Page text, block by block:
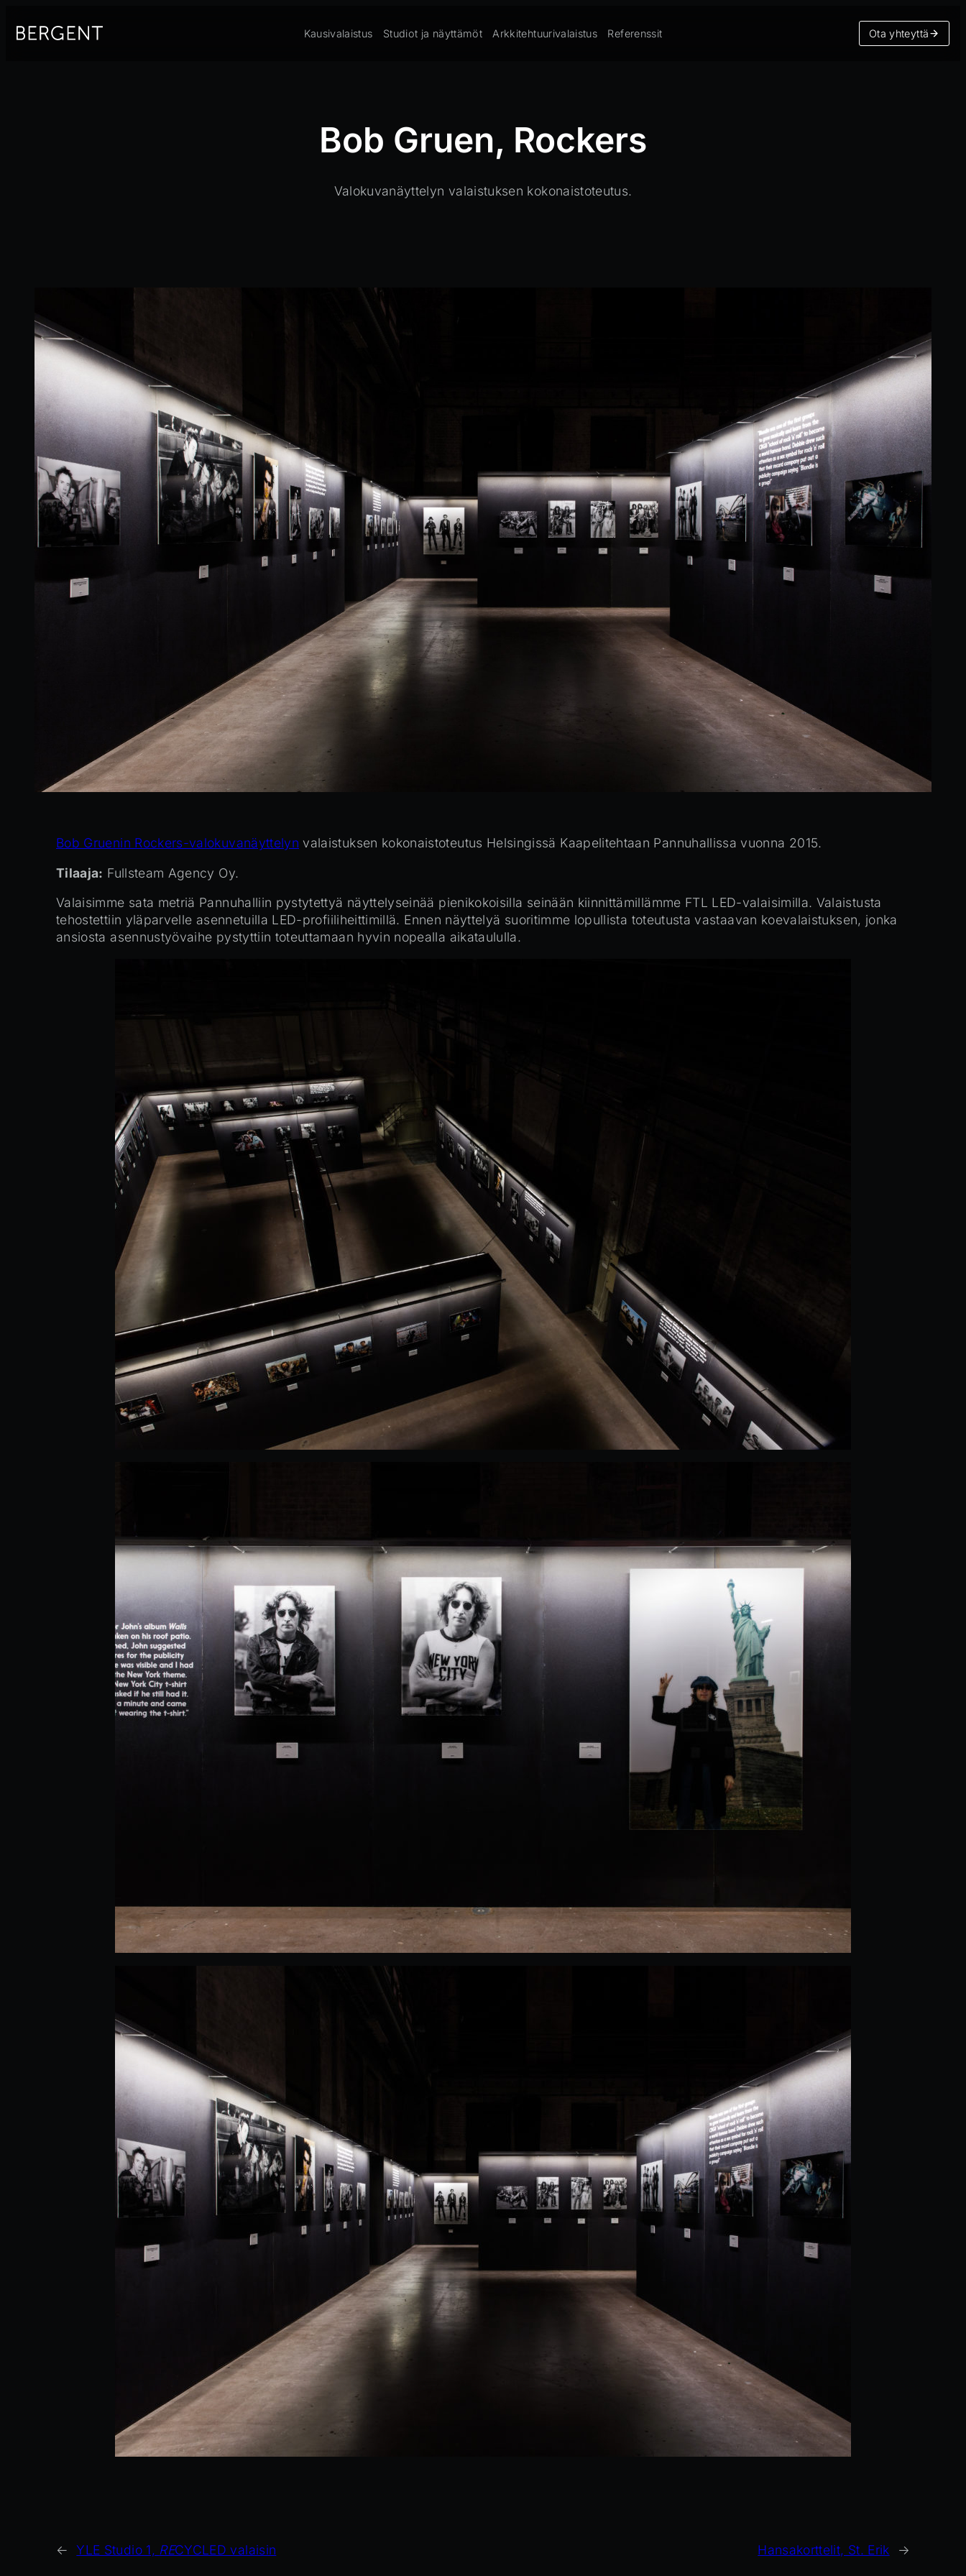
sisältöön
Kausivalaistus Studiot ja näyttämöt Arkkitehtuurivalaistus Referenssit Ota yhteyttä
Bob Gruen, Rockers
Valokuvanäyttelyn valaistuksen kokonaistoteutus.
Bob Gruenin Rockers-valokuvanäyttelyn valaistuksen kokonaistoteutus Helsingissä Kaapelitehtaan Pannuhallissa vuonna 2015.
Tilaaja: Fullsteam Agency Oy.
Valaisimme sata metriä Pannuhalliin pystytettyä näyttelyseinää pienikokoisilla seinään kiinnittämillämme FTL LED-valaisimilla. Valaistusta
tehostettiin yläparvelle asennetuilla LED-profiiliheittimillä. Ennen näyttelyä suoritimme lopullista toteutusta vastaavan koevalaistuksen, jonka
ansiosta asennustyövaihe pystyttiin toteuttamaan hyvin nopealla aikataululla.
← YLE Studio 1, RECYCLED valaisin Hansakorttelit, St. Erik →